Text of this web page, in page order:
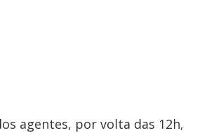
agentes, por volta das 12h,